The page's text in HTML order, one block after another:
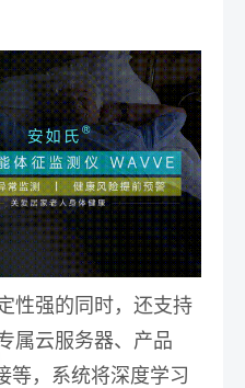
性强的同时，还支持
属云服务器、产品
等，系统将深度学习